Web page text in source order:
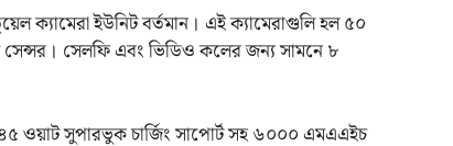
ক্যামেরা ইউনিট বর্তমান। এই ক্যামেরাগুলি হল ৫০
সেন্সর। সেলফি এবং ভিডিও কলের জন্য সামনে ৮
ওয়াট সুপারভুক চার্জিং সাপোর্ট সহ ৬০০০ এমএএইচ